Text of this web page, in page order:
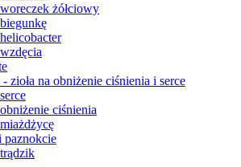
żółciowy
zioła na obniżenie ciśnienia i serce
ciśnienia
paznokcie